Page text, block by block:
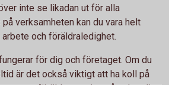
inte se likadan ut för alla
verksamheten kan du vara helt
och föräldraledighet.
för dig och företaget. Om du
är det också viktigt att ha koll på